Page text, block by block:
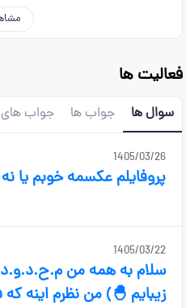
فعالیت ها
سوال ها جواب ها جواب های
1405/03/26
پروفایلم عکسمه خوبم یا
1405/03/22
سلام به همه من